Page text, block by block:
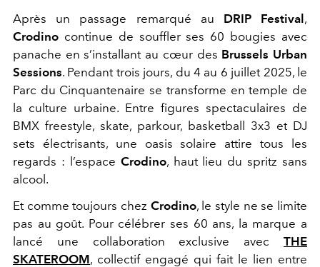
Après un passage remarqué au DRIP Festival,
Crodino continue de souffler ses 60 bougies avec
panache en s’installant au cœur des Brussels Urban
Sessions. Pendant trois jours, du 4 au 6 juillet 2025, le
Parc du Cinquantenaire se transforme en temple de
la culture urbaine. Entre figures spectaculaires de
BMX freestyle, skate, parkour, basketball 3x3 et DJ
sets électrisants, une oasis solaire attire tous les
regards : l’espace Crodino, haut lieu du spritz sans
alcool.
Et comme toujours chez Crodino, le style ne se limite
pas au goût. Pour célébrer ses 60 ans, la marque a
lancé une collaboration exclusive avec THE
SKATEROOM, collectif engagé qui fait le lien entre